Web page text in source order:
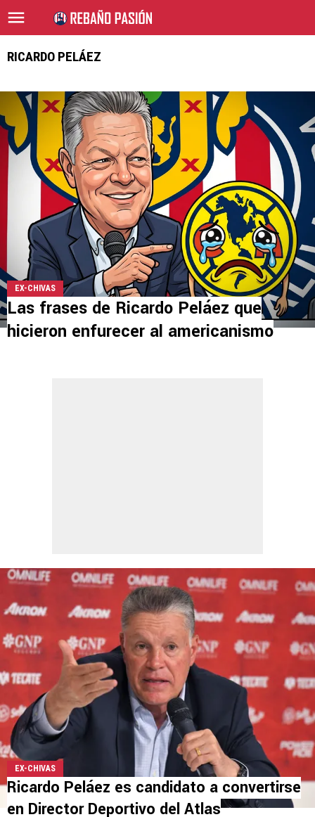
RICARDO PELÁEZ
EX-CHIVAS
Las frases de Ricardo Peláez que
hicieron enfurecer al americanismo
EX-CHIVAS
Ricardo Peláez es candidato a convertirse
en Director Deportivo del Atlas